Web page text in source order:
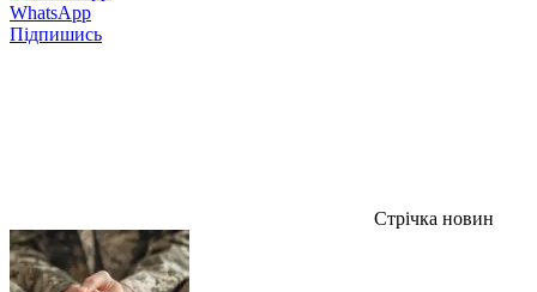
WhatsApp
Підпишись
Стрічка новин